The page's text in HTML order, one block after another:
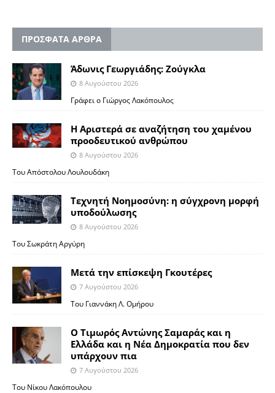
ΠΡΟΣΦΑΤΑ ΑΡΘΡΑ
Άδωνις Γεωργιάδης: Ζούγκλα
8 Αυγούστου 2026
Γράφει ο Γιώργος Λακόπουλος
Η Αριστερά σε αναζήτηση του χαμένου
προοδευτικού ανθρώπου
8 Αυγούστου 2026
Του Απόστολου Λουλουδάκη
Τεχνητή Νοημοσύνη: η σύγχρονη μορφή
υποδούλωσης
8 Αυγούστου 2026
Του Σωκράτη Αργύρη
Μετά την επίσκεψη Γκουτέρες
7 Αυγούστου 2026
Του Γιαννάκη Λ. Ομήρου
Ο Τιμωρός Αντώνης Σαμαράς και η
Ελλάδα και η Νέα Δημοκρατία που δεν
υπάρχουν πια
7 Αυγούστου 2026
Του Νίκου Λακόπουλου